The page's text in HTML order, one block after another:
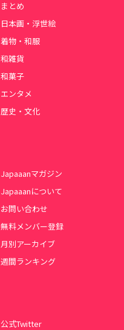
まとめ
日本画・浮世絵
着物・和服
和雑貨
和菓子
エンタメ
歴史・文化
Japaaanマガジン
Japaaanについて
お問い合わせ
無料メンバー登録
月別アーカイブ
週間ランキング
公式Twitter